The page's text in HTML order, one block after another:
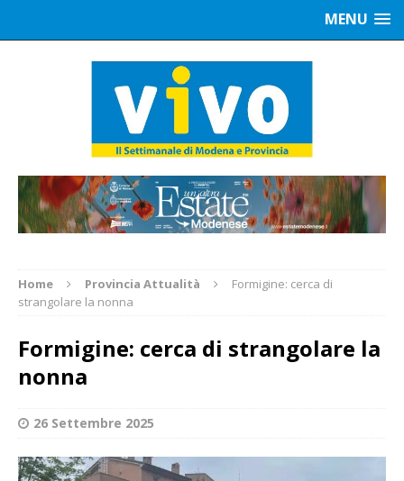
MENU
Home Provincia Attualità
Formigine: cerca di
strangolare la nonna
Formigine: cerca di strangolare la
nonna
26 Settembre 2025